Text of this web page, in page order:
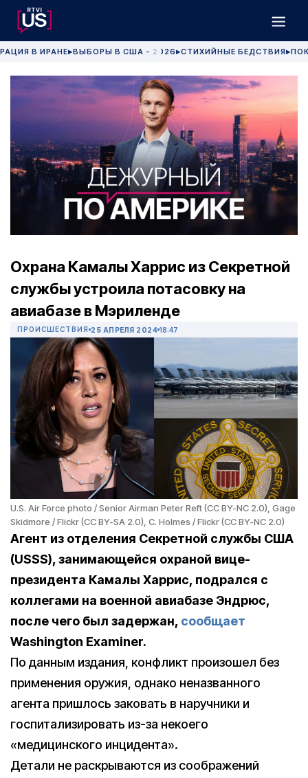
В ИРАНЕ▶ВЫБОРЫ В США - 2026 ▶СТИХИЙНЫЕ БЕДСТВИЯ▶
Охрана Камалы Харрис из Секретной
службы устроила потасовку на
авиабазе в Мэриленде
ПРОИСШЕСТВИЯ 25 АПРЕЛЯ 2024 18:47
U.S. Air Force photo / Senior Airman Peter Reft (CC BY-NC 2.0), Gage
Skidmore / Flickr (CC BY-SA 2.0), C. Holmes / Flickr (CC BY-NC 2.0)
Агент из отделения Секретной службы США
(USSS), занимающейся охраной вице-
президента Камалы Харрис, подрался с
коллегами на военной авиабазе Эндрюс,
после чего был задержан, сообщает
Washington Examiner.
По данным издания, конфликт произошел без
применения оружия, однако неназванного
агента пришлось заковать в наручники и
госпитализировать из-за некоего
«медицинского инцидента».
Детали не раскрываются из соображений